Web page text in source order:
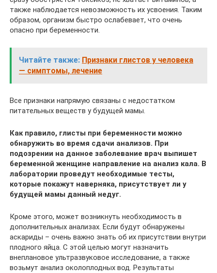
также наблюдается невозможность их усвоения. Таким
образом, организм быстро ослабевает, что очень
опасно при беременности.
Читайте также: Признаки глистов у человека
— симптомы, лечение
Все признаки напрямую связаны с недостатком
питательных веществ у будущей мамы.
Как правило, глисты при беременности можно
обнаружить во время сдачи анализов. При
подозрении на данное заболевание врач выпишет
беременной женщине направление на анализ кала. В
лаборатории проведут необходимые тесты,
которые покажут наверняка, присутствует ли у
будущей мамы данный недуг.
Кроме этого, может возникнуть необходимость в
дополнительных анализах. Если будут обнаружены
аскариды – очень важно знать об их присутствии внутри
плодного яйца. С этой целью могут назначить
внеплановое ультразвуковое исследование, а также
возьмут анализ околоплодных вод. Результаты